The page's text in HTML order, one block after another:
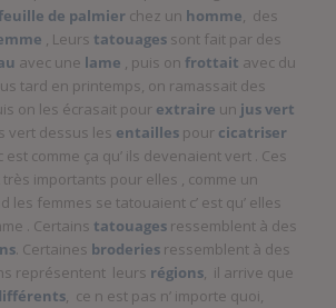
feuille de palmier chez un homme, des
, Leurs tatouages sont fait par des
avec une lame , puis on frottait avec du
tard en printemps, on ramassait des
on les écrasait pour extraire un jus vert
vert dessus les entaillespour cicatriser
est comme ça qu’ ils devenaient vert . Ces
importants pour elles , comme un
les femmes se tatouaient c’ est qu’ elles
. Certains tatouagesressemblent à des
. Certaines broderiesressemblent à des
représentent leurs régions, il arrive que
, ce n est pas n’ importe quoi,